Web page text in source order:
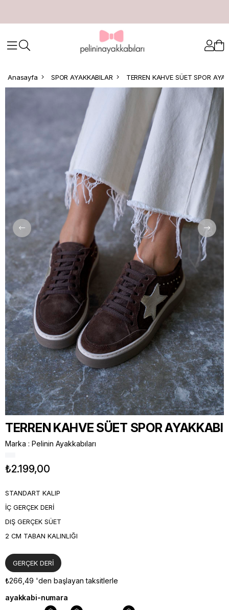
Anasayfa SPOR AYAKKABILAR TERREN KAHVE SÜET SPOR
TERREN KAHVE SÜET SPOR AYAKKABI
Marka : Pelinin Ayakkabıları
₺2.199,00
STANDART KALIP
İÇ GERÇEK DERİ
DIŞ GERÇEK SÜET
2 CM TABAN KALINLIĞI
GERÇEK DERİ
₺266,49 'den başlayan taksitlerle
ayakkabi-numara